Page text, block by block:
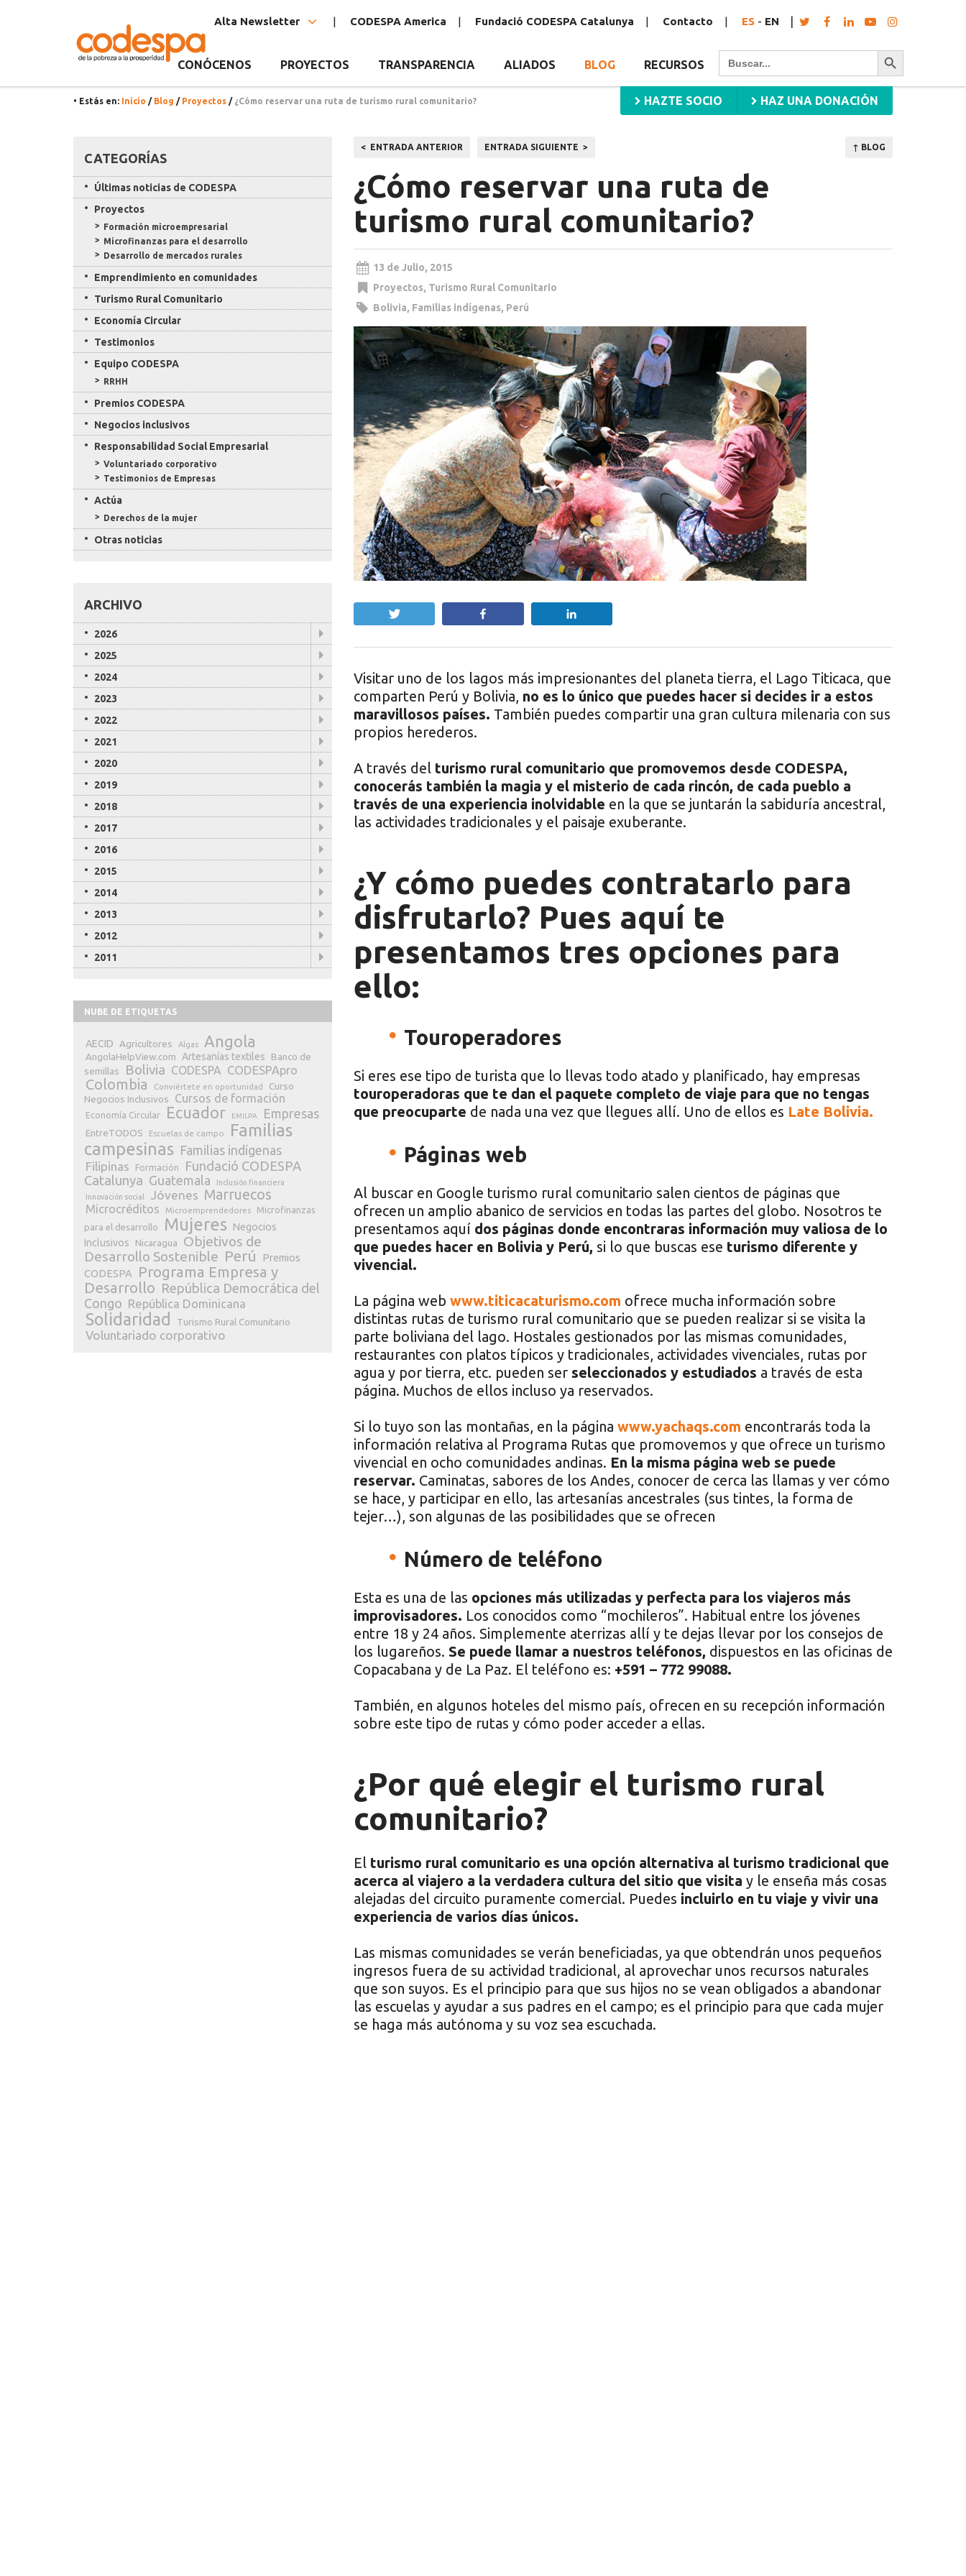
Alta Newsletter CODESPA America Fundació CODESPA Catalunya Contacto ES - EN
CONÓCENOS PROYECTOS TRANSPARENCIA ALIADOS BLOG RECURSOS
Buscar: Botón de búsqueda
HAZTE SOCIO HAZ UNA DONACIÓN
• Estás en: Inicio / Blog / Proyectos / ¿Cómo reservar una ruta de turismo rural comunitario?
↑ BLOG
Navegación
de
entradas
ENTRADA ANTERIOR ENTRADA SIGUIENTE
¿Cómo reservar una ruta de
turismo rural comunitario?
13 de Julio, 2015
Proyectos, Turismo Rural Comunitario
Bolivia, Familias indígenas, Perú
Visitar uno de los lagos más impresionantes del planeta tierra, el Lago Titicaca, que
comparten Perú y Bolivia, no es lo único que puedes hacer si decides ir a estos
maravillosos países. También puedes compartir una gran cultura milenaria con sus
propios herederos.
A través del turismo rural comunitario que promovemos desde CODESPA,
conocerás también la magia y el misterio de cada rincón, de cada pueblo a
través de una experiencia inolvidable en la que se juntarán la sabiduría ancestral,
las actividades tradicionales y el paisaje exuberante.
¿Y cómo puedes contratarlo para
disfrutarlo? Pues aquí te
presentamos tres opciones para
ello:
Touroperadores
Si eres ese tipo de turista que lo llevas todo atado y planificado, hay empresas
touroperadoras que te dan el paquete completo de viaje para que no tengas
que preocuparte de nada una vez que llegues allí. Uno de ellos es Late Bolivia.
Páginas web
Al buscar en Google turismo rural comunitario salen cientos de páginas que
ofrecen un amplio abanico de servicios en todas las partes del globo. Nosotros te
presentamos aquí dos páginas donde encontraras información muy valiosa de lo
que puedes hacer en Bolivia y Perú, si lo que buscas ese turismo diferente y
vivencial.
La página web www.titicacaturismo.com ofrece mucha información sobre
distintas rutas de turismo rural comunitario que se pueden realizar si se visita la
parte boliviana del lago. Hostales gestionados por las mismas comunidades,
restaurantes con platos típicos y tradicionales, actividades vivenciales, rutas por
agua y por tierra, etc. pueden ser seleccionados y estudiados a través de esta
página. Muchos de ellos incluso ya reservados.
Si lo tuyo son las montañas, en la página www.yachaqs.com encontrarás toda la
información relativa al Programa Rutas que promovemos y que ofrece un turismo
vivencial en ocho comunidades andinas. En la misma página web se puede
reservar. Caminatas, sabores de los Andes, conocer de cerca las llamas y ver cómo
se hace, y participar en ello, las artesanías ancestrales (sus tintes, la forma de
tejer…), son algunas de las posibilidades que se ofrecen
Número de teléfono
Esta es una de las opciones más utilizadas y perfecta para los viajeros más
improvisadores. Los conocidos como “mochileros”. Habitual entre los jóvenes
entre 18 y 24 años. Simplemente aterrizas allí y te dejas llevar por los consejos de
los lugareños. Se puede llamar a nuestros teléfonos, dispuestos en las oficinas de
Copacabana y de La Paz. El teléfono es: +591 – 772 99088.
También, en algunos hoteles del mismo país, ofrecen en su recepción información
sobre este tipo de rutas y cómo poder acceder a ellas.
¿Por qué elegir el turismo rural
comunitario?
El turismo rural comunitario es una opción alternativa al turismo tradicional que
acerca al viajero a la verdadera cultura del sitio que visita y le enseña más cosas
alejadas del circuito puramente comercial. Puedes incluirlo en tu viaje y vivir una
experiencia de varios días únicos.
Las mismas comunidades se verán beneficiadas, ya que obtendrán unos pequeños
ingresos fuera de su actividad tradicional, al aprovechar unos recursos naturales
que son suyos. Es el principio para que sus hijos no se vean obligados a abandonar
las escuelas y ayudar a sus padres en el campo; es el principio para que cada mujer
se haga más autónoma y su voz sea escuchada.
CATEGORÍAS
Últimas noticias de CODESPA
Proyectos
Formación microempresarial
Microfinanzas para el desarrollo
Desarrollo de mercados rurales
Emprendimiento en comunidades
Turismo Rural Comunitario
Economía Circular
Testimonios
Equipo CODESPA
RRHH
Premios CODESPA
Negocios inclusivos
Responsabilidad Social Empresarial
Voluntariado corporativo
Testimonios de Empresas
Actúa
Derechos de la mujer
Otras noticias
ARCHIVO
2026
2025
2024
2023
2022
2021
2020
2019
2018
2017
2016
2015
2014
2013
2012
2011
NUBE DE ETIQUETAS
AECID Agricultores Algas Angola
AngolaHelpView.com Artesanías textiles
Banco de
semillas
Bolivia CODESPA CODESPApro
Colombia Conviértete en oportunidad
Curso
Negocios Inclusivos
Cursos de formación
Economía Circular Ecuador EMILPA Empresas
EntreTODOS Escuelas de campo
Familias
campesinas Familias indígenas
Filipinas
Formación
Fundació CODESPA
Catalunya Guatemala
Inclusión financiera
Innovación social
Jóvenes Marruecos
Microcréditos Microemprendedores
Microfinanzas
para el desarrollo
Mujeres
Negocios
Inclusivos
Nicaragua
Objetivos de
Desarrollo Sostenible Perú
Premios
CODESPA
Programa Empresa y
Desarrollo República Democrática del
Congo República Dominicana
Solidaridad Turismo Rural Comunitario
Voluntariado corporativo